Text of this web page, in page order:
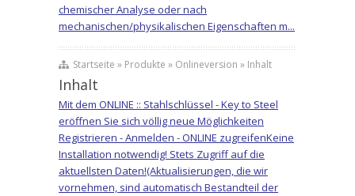
chemischer Analyse oder nach
mechanischen/physikalischen Eigenschaften m...
Startseite » Produkte » Onlineversion » Inhalt
Inhalt
Mit dem ONLINE :: Stahlschlüssel - Key to Steel
eröffnen Sie sich völlig neue Möglichkeiten
Registrieren - Anmelden - ONLINE zugreifenKeine
Installation notwendig! Stets Zugriff auf die
aktuellsten Daten!(Aktualisierungen, die wir
vornehmen, sind automatisch Bestandteil der